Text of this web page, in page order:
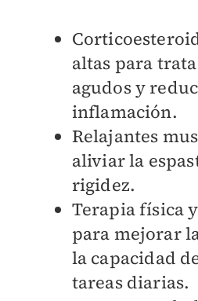
altas para
agudos y
inflamación.
Relajantes
aliviar la
rigidez.
Terapia física
para mejorar
la capacidad
tareas diarias.